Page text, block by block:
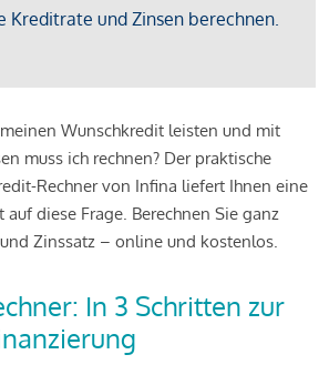
Wunschkredit leisten und mit
muss ich rechnen? Der praktische
Rechner von Infina liefert Ihnen eine
diese Frage. Berechnen Sie ganz
Zinssatz – online und kostenlos.
In 3 Schritten zur